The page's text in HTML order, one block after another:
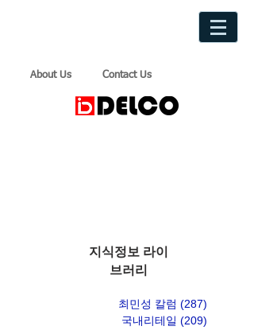
About Us Contact Us
지식정보 라이
브러리
최민성 칼럼 (287)
국내리테일 (209)